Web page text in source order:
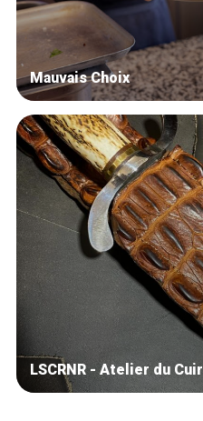
Mauvais Choix
LSCRNR - Atelier du Cuir